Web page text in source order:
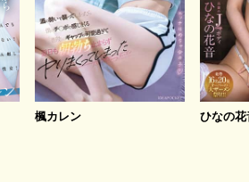
楓カレン ひなの花